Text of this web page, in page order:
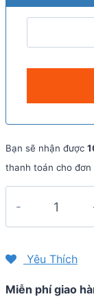
Bạn sẽ nhận được
thanh toán cho đơn
trail
Ultra
Yêu Thích
Miễn phí giao